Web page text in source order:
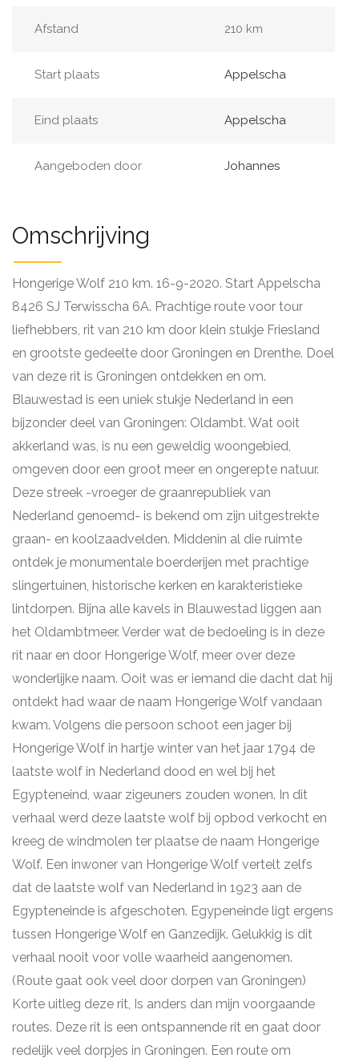
Afstand 210 km
Start plaats Appelscha
Eind plaats Appelscha
Aangeboden door Johannes
Omschrijving
Hongerige Wolf 210 km. 16-9-2020. Start Appelscha
8426 SJ Terwisscha 6A. Prachtige route voor tour
liefhebbers, rit van 210 km door klein stukje Friesland
en grootste gedeelte door Groningen en Drenthe. Doel
van deze rit is Groningen ontdekken en om.
Blauwestad is een uniek stukje Nederland in een
bijzonder deel van Groningen: Oldambt. Wat ooit
akkerland was, is nu een geweldig woongebied,
omgeven door een groot meer en ongerepte natuur.
Deze streek -vroeger de graanrepubliek van
Nederland genoemd- is bekend om zijn uitgestrekte
graan- en koolzaadvelden. Middenin al die ruimte
ontdek je monumentale boerderijen met prachtige
slingertuinen, historische kerken en karakteristieke
lintdorpen. Bijna alle kavels in Blauwestad liggen aan
het Oldambtmeer. Verder wat de bedoeling is in deze
rit naar en door Hongerige Wolf, meer over deze
wonderlijke naam. Ooit was er iemand die dacht dat hij
ontdekt had waar de naam Hongerige Wolf vandaan
kwam. Volgens die persoon schoot een jager bij
Hongerige Wolf in hartje winter van het jaar 1794 de
laatste wolf in Nederland dood en wel bij het
Egypteneind, waar zigeuners zouden wonen. In dit
verhaal werd deze laatste wolf bij opbod verkocht en
kreeg de windmolen ter plaatse de naam Hongerige
Wolf. Een inwoner van Hongerige Wolf vertelt zelfs
dat de laatste wolf van Nederland in 1923 aan de
Egypteneinde is afgeschoten. Egypeneinde ligt ergens
tussen Hongerige Wolf en Ganzedijk. Gelukkig is dit
verhaal nooit voor volle waarheid aangenomen.
(Route gaat ook veel door dorpen van Groningen)
Korte uitleg deze rit, Is anders dan mijn voorgaande
routes. Deze rit is een ontspannende rit en gaat door
redelijk veel dorpjes in Groningen. Een route om